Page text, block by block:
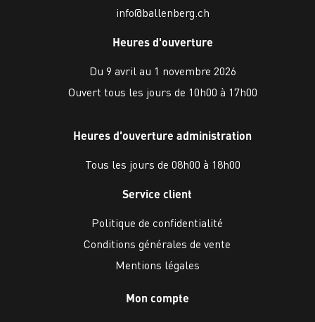
info@ballenberg.ch
Heures d'ouverture
Du 9 avril au 1 novembre 2026
Ouvert tous les jours de 10h00 à 17h00
Heures d'ouverture administration
Tous les jours de 08h00 à 18h00
Service client
Politique de confidentialité
Conditions générales de vente
Mentions légales
Mon compte